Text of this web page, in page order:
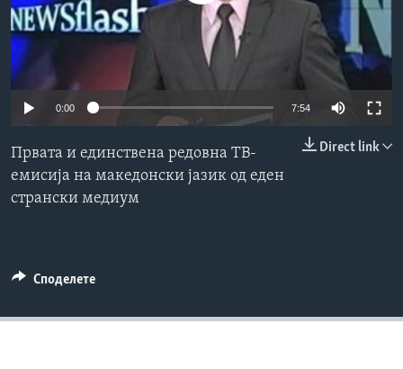
ИНТЕРВЈУА
Јазици
0:00 7:54
Direct link
Првата и единствена редовна ТВ-
емисија на македонски јазик од еден
странски медиум
Споделете